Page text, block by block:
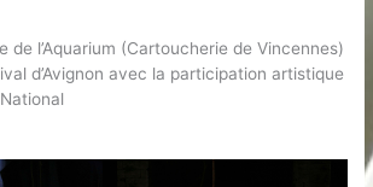
de l’Aquarium (Cartoucherie de Vincennes)
d’Avignon avec la participation artistique